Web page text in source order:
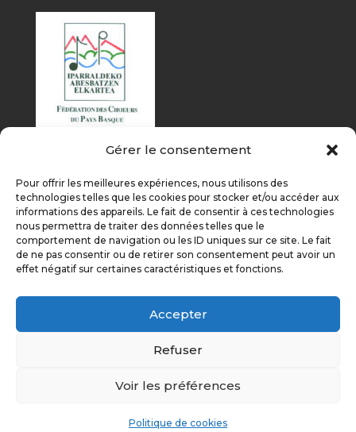
Gérer le consentement
Pour offrir les meilleures expériences, nous utilisons des
technologies telles que les cookies pour stocker et/ou accéder aux
informations des appareils. Le fait de consentir à ces technologies
nous permettra de traiter des données telles que le
comportement de navigation ou les ID uniques sur ce site. Le fait
de ne pas consentir ou de retirer son consentement peut avoir un
effet négatif sur certaines caractéristiques et fonctions.
Accepter
Refuser
Voir les préférences
Politique de cookies
Aurreko argitalpena
Gutaz mintzo dira